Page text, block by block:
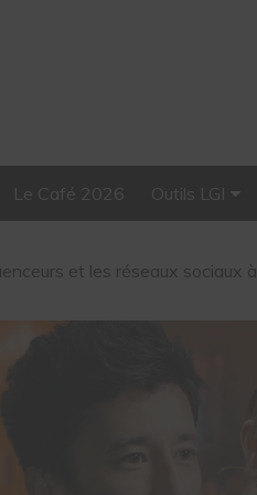
Le Café 2026 Outils LGI
d’influence
Croquez le Monde®,